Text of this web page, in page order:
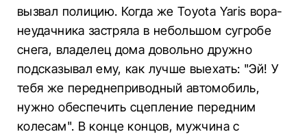
вызвал полицию. Когда же Toyota Yaris вора-
неудачника застряла в небольшом сугробе
снега, владелец дома довольно дружно
подсказывал ему, как лучше выехать: "Эй! У
тебя же переднеприводный автомобиль,
нужно обеспечить сцепление передним
колесам". В конце концов, мужчина с